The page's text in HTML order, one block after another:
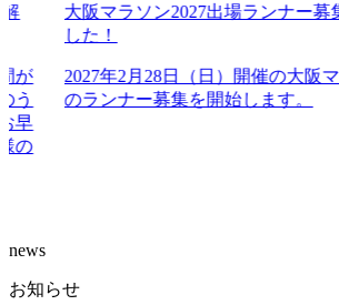
が
う
早
の
大阪マラソン2027出場ランナー募
した！
2027年2月28日（日）開催の大阪
のランナー募集を開始します。
news
お知らせ